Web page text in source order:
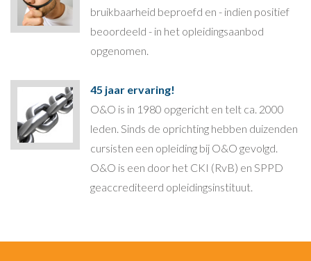
bruikbaarheid beproefd en - indien positief
beoordeeld - in het opleidingsaanbod
opgenomen.
45 jaar ervaring!
O&O is in 1980 opgericht en telt ca. 2000
leden. Sinds de oprichting hebben duizenden
cursisten een opleiding bij O&O gevolgd.
O&O is een door het CKI (RvB) en SPPD
geaccrediteerd opleidingsinstituut.